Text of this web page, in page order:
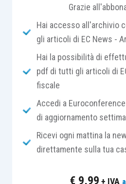
capitale e lavoro,
ruolo attivo e
fondamentali:
finanziario, organizzativo
quattro dimensioni
complessa, ma coerente
,
inclusione, efficienza e
Grazie
Hai accesso all'archivio
gli articoli di EC News -
Hai la possibilità di
pdf di tutti gli articoli di
fiscale
Accedi a
di aggiornamento
Ricevi ogni mattina la
direttamente sulla tua
€ 9,99 + IVA